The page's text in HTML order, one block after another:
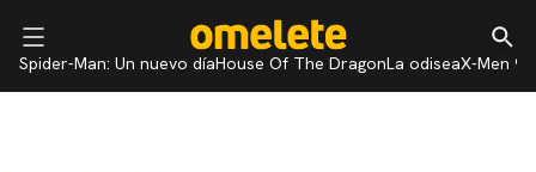
Spider-Man: Un nuevo díaHouse Of The DragonLa odiseaX-Men 97